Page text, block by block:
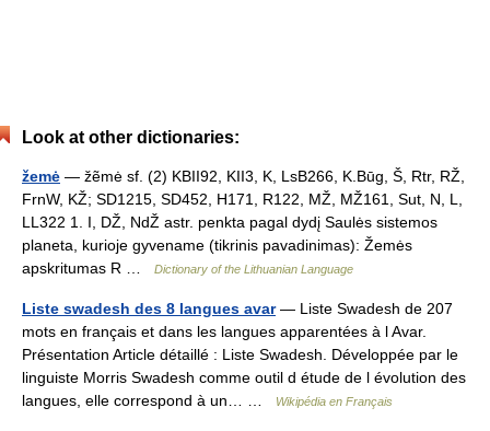
Look at other dictionaries:
žemė — žẽmė sf. (2) KBII92, KII3, K, LsB266, K.Būg, Š, Rtr, RŽ,
FrnW, KŽ; SD1215, SD452, H171, R122, MŽ, MŽ161, Sut, N, L,
LL322 1. I, DŽ, NdŽ astr. penkta pagal dydį Saulės sistemos
planeta, kurioje gyvename (tikrinis pavadinimas): Žemės
apskritumas R …
Dictionary of the Lithuanian Language
Liste swadesh des 8 langues avar— Liste Swadesh de 207
mots en français et dans les langues apparentées à l Avar.
Présentation Article détaillé : Liste Swadesh. Développée par le
linguiste Morris Swadesh comme outil d étude de l évolution des
langues, elle correspond à un… …
Wikipédia en Français